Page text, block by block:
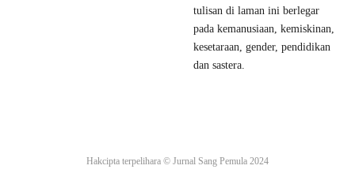
tulisan di laman ini berlegar
pada kemanusiaan, kemiskinan,
kesetaraan, gender, pendidikan
dan sastera.
Hakcipta terpelihara © Jurnal Sang Pemula 2024